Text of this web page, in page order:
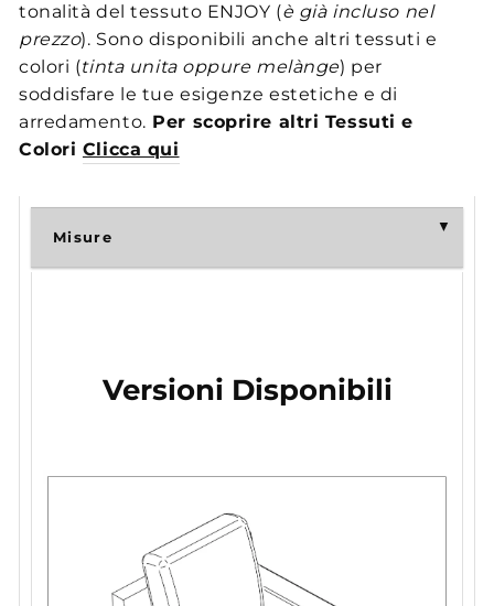
tonalità del tessuto ENJOY (è già incluso nel
prezzo). Sono disponibili anche altri tessuti e
colori (tinta unita oppure melànge) per
soddisfare le tue esigenze estetiche e di
arredamento. Per scoprire altri Tessuti e
Colori Clicca qui
Misure
Versioni Disponibili